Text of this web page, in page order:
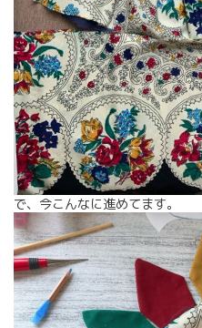
で、今こんなに進めてます。